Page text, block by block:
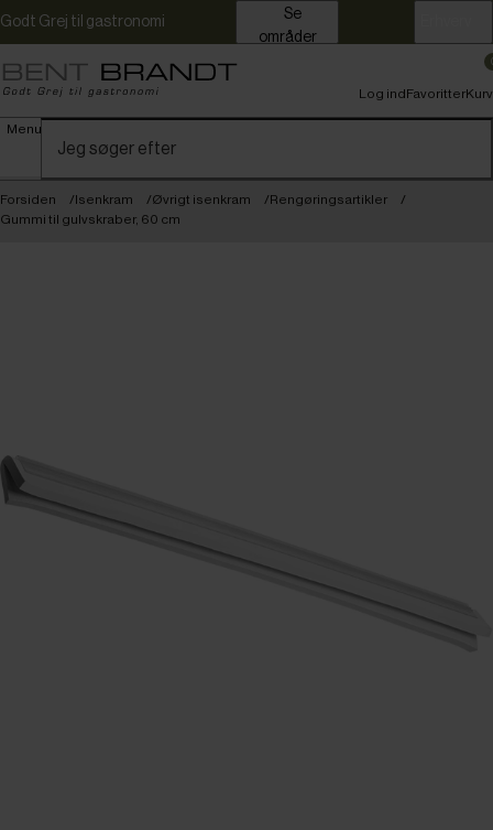
Godt Grej til gastronomi
områder
Menu
Log indFavoritterKurv
Forsiden Isenkram Øvrigt isenkram
Rengøringsartikler
Gummi til gulvskraber, 60 cm